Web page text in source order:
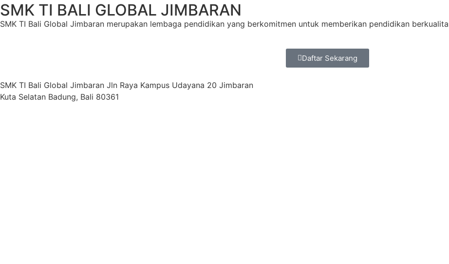
SMK TI BALI GLOBAL JIMBARAN
SMK TI Bali Global Jimbaran merupakan lembaga pendidikan yang berkomitmen untuk memberikan pendidikan
Daftar Sekarang
SMK TI Bali Global Jimbaran Jln Raya Kampus Udayana 20 Jimbaran
Kuta Selatan Badung, Bali 80361